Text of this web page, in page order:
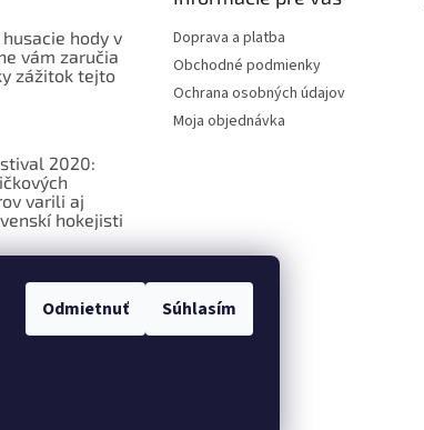
Odmietnuť Súhlasím
husacie hody v
vám zaručia
zážitok tejto
2020:
varili aj
hokejisti
o
potravinách
Doprava a platba
Obchodné podmienky
Ochrana osobných údajov
Moja objednávka